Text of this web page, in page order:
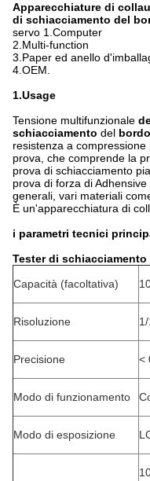
Apparecchiature di
di schiacciamento del
servo 1.Computer
2.Multi-function
3.Paper ed anello
4.OEM.
1.Usage
Tensione multifunzionale
schiacciamento del
resistenza a
prova, che comprende la
prova di schiacciamento
prova di forza di
generali, vari materiali
È un'apparecchiatura di
i parametri tecnici
Tester di
Capacità (facoltativa)
Risoluzione
Precisione <
Modo di funzionamento
Modo di esposizione